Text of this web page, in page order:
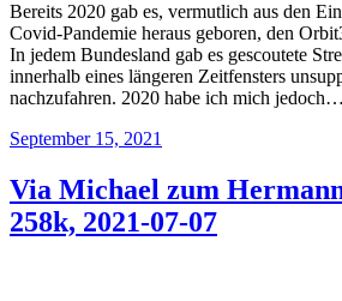
Bereits 2020 gab es, vermutlich aus den
Covid-Pandemie heraus geboren, den
In jedem Bundesland gab es gescoutete
innerhalb eines längeren Zeitfensters
nachzufahren. 2020 habe ich mich jedoch…
September 15, 2021
Via Michael zum
258k, 2021-07-07